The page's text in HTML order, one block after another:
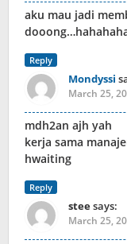
aku mau jadi
Reply
Mondyssi
March 25,
mdh2an ajh yah
kerja sama
hwaiting
Reply
steesays:
March 25,